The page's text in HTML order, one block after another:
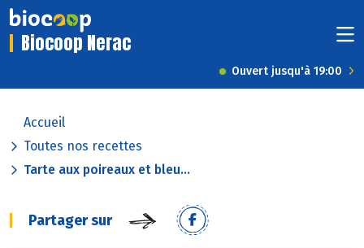
Biocoop Nerac
Ouvert jusqu'à 19:00
Accueil
Toutes nos recettes
Tarte aux poireaux et bleu...
Partager sur